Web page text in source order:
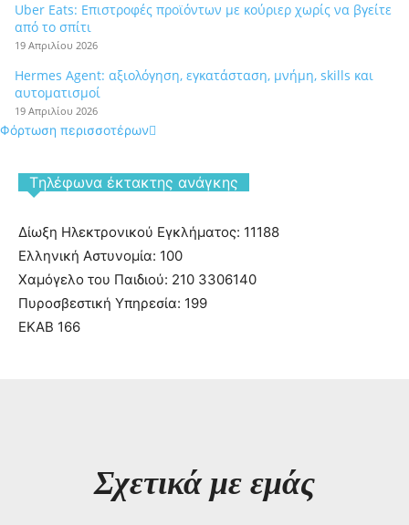
Uber Eats: Επιστροφές προϊόντων με κούριερ χωρίς να βγείτε
από το σπίτι
19 Απριλίου 2026
Hermes Agent: αξιολόγηση, εγκατάσταση, μνήμη, skills και
αυτοματισμοί
19 Απριλίου 2026
Φόρτωση περισσοτέρων
Tηλέφωνα έκτακτης ανάγκης
Δίωξη Ηλεκτρονικού Εγκλήματος: 11188
Ελληνική Αστυνομία: 100
Χαμόγελο του Παιδιού: 210 3306140
Πυροσβεστική Υπηρεσία: 199
ΕΚΑΒ 166
Σχετικά με εμάς